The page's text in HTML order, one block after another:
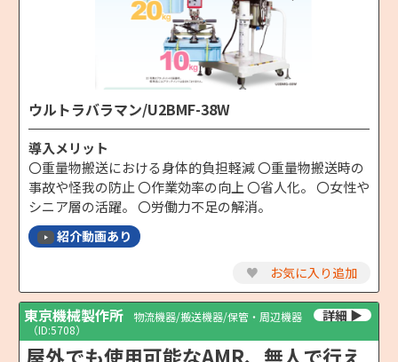
ウルトラバラマン/U2BMF-38W
導入メリット
〇重量物搬送における身体的負担軽減 〇重量物搬送時の
事故や怪我の防止 〇作業効率の向上 〇省人化。 〇女性や
シニア層の活躍。 〇労働力不足の解消。
紹介動画あり
♥ お気に入り追加
東京機械製作所
物流機器/搬送機器/保管・周辺機器
（ID:5708）
屋外でも使用可能なAMR、無人で行え